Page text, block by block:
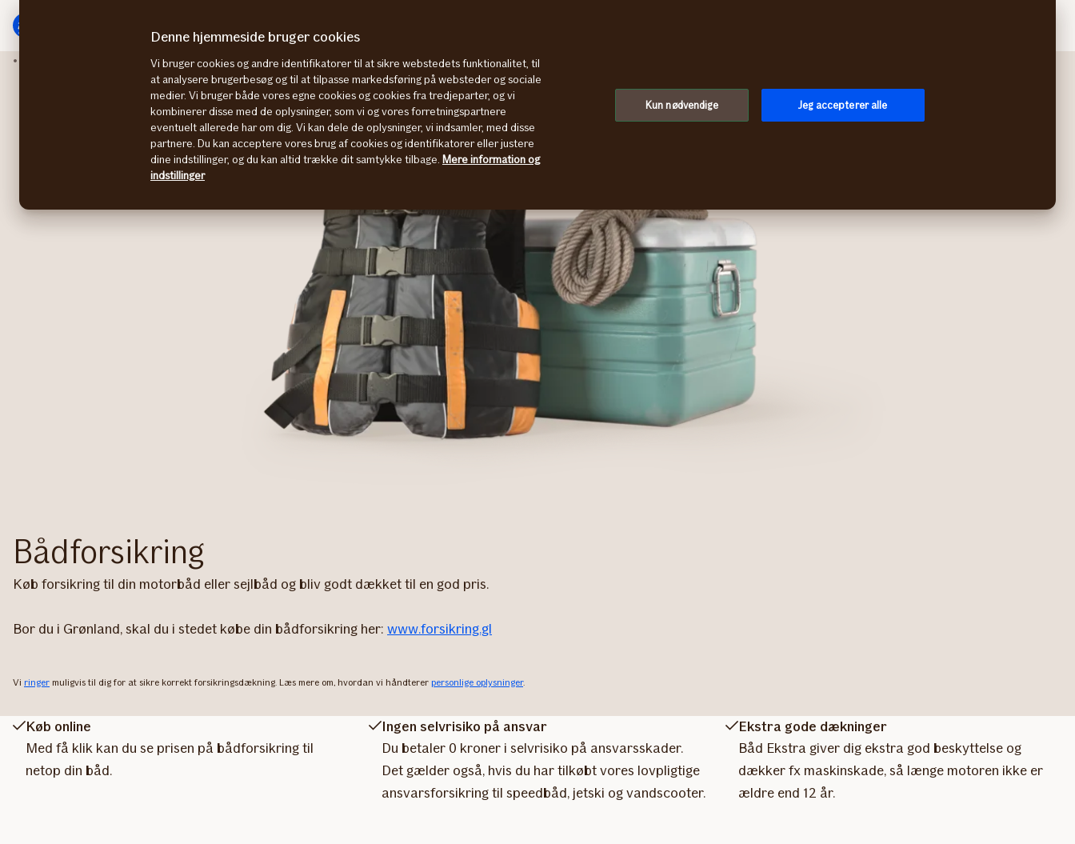
Bådforsikring
Bådforsikring
Køb forsikring til din motorbåd eller sejlbåd og bliv godt dækket til en god pris.
Bor du i Grønland, skal du i stedet købe din bådforsikring her: www.forsikring.gl
Vi ringer muligvis til dig for at sikre korrekt forsikringsdækning. Læs mere om, hvordan vi håndterer personlige oplysninger.
Køb online
Med få klik kan du se prisen på bådforsikring til
netop din båd.
Ingen selvrisiko på ansvar
Du betaler 0 kroner i selvrisiko på ansvarsskader.
Det gælder også, hvis du har tilkøbt vores lovpligtige
ansvarsforsikring til speedbåd, jetski og vandscooter.
Ekstra gode dækninger
Båd Ekstra giver dig ekstra god beskyttelse og
dækker fx maskinskade, så længe motoren ikke er
ældre end 12 år.
Denne hjemmeside bruger cookies
Vi bruger cookies og andre identifikatorer til at sikre webstedets funktionalitet, til
at analysere brugerbesøg og til at tilpasse markedsføring på websteder og sociale
medier. Vi bruger både vores egne cookies og cookies fra tredjeparter, og vi
kombinerer disse med de oplysninger, som vi og vores forretningspartnere
eventuelt allerede har om dig. Vi kan dele de oplysninger, vi indsamler, med disse
partnere. Du kan acceptere vores brug af cookies og identifikatorer eller justere
dine indstillinger, og du kan altid trække dit samtykke tilbage. Mere information og
indstillinger
Kun nødvendige Jeg accepterer alle